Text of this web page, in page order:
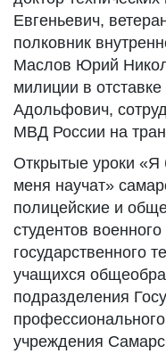
Евгеньевич,
полковник
Маслов Юрий
милиции в
Адольфович,
МВД России на
Открытые уроки «Я
меня научат»
полицейские и
студентов
государственного
учащихся
подразделения
учреждения